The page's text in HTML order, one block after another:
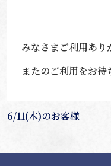
みなさまご利用あ
またのご利用をお待
投
ビ
6/11(木)のお客様